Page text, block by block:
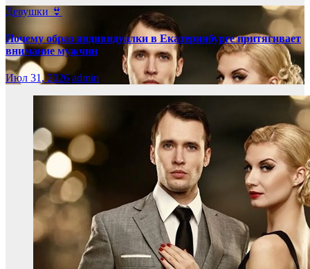
Девушки 👙
Почему образ индивидуалки в Екатеринбурге притягивает
внимание мужчин
Июл 31, 2026 admin